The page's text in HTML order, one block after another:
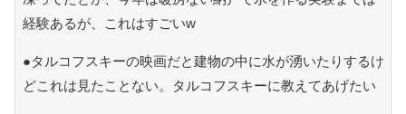
経験あるが、これはすごいw
●タルコフスキーの映画だと建物の中に水が湧いたりするけ
どこれは見たことない。タルコフスキーに教えてあげたい